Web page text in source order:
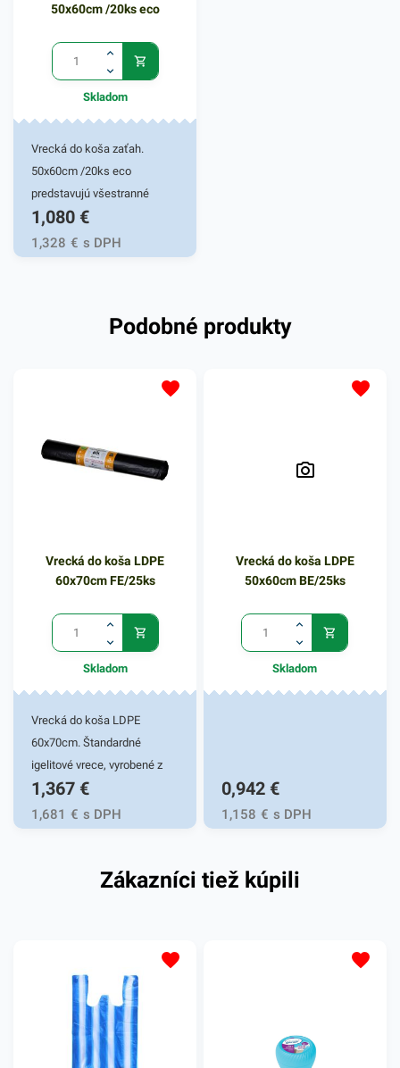
50x60cm /20ks eco
Skladom
Vrecká do koša zaťah.
50x60cm /20ks eco
predstavujú všestranné
využitie. Hrúbka vriec je 12
mikrónov. Vrecia sú vysoko
flexibilné a odolné. Vďaka
obrysom odpadkov a to bez
či zberných nádob, vyrobené
komfort a uľahčujú
nepríjemnosť manipulácie s
odpadom. Využiť ich môžete
vhodné na balenie výrobkov
či znečistením. V našej
ponuke nájdete ďalšie
podobné produkty, ktoré vás
1,080 €
1,328 € s DPH
Podobné produkty
Vrecká do koša LDPE
60x70cm FE/25ks
Skladom
Vrecká do koša LDPE
60x70cm. Štandardné
igelitové vrece, vyrobené z
polyetylénu nízkej hustoty.
Vrece na komunálny a
triedený odpad, pružný,
recyklovateľný a tvárny
bezkontaktnú manipuláciu s
odpadom. Svoje využitie
nájdu v domácnostiach,
kanceláriách, obchodoch,
prevádzkach a pod. Balené v
1,367 €
1,681 € s DPH
Vrecká do koša LDPE
50x60cm BE/25ks
Skladom
0,942 €
1,158 € s DPH
Zákazníci tiež kúpili